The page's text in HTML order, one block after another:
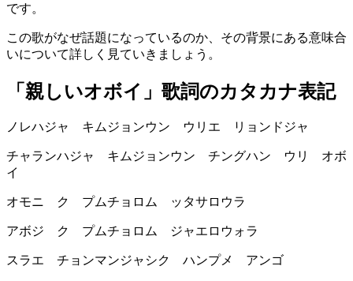
です。
この歌がなぜ話題になっているのか、その背景にある意味合
いについて詳しく見ていきましょう。
「親しいオボイ」歌詞のカタカナ表記
ノレハジャ キムジョンウン ウリエ リョンドジャ
チャランハジャ キムジョンウン チングハン ウリ オボ
イ
オモニ ク プムチョロム ッタサロウラ
アボジ ク プムチョロム ジャエロウォラ
スラエ チョンマンジャシク ハンプメ アンゴ